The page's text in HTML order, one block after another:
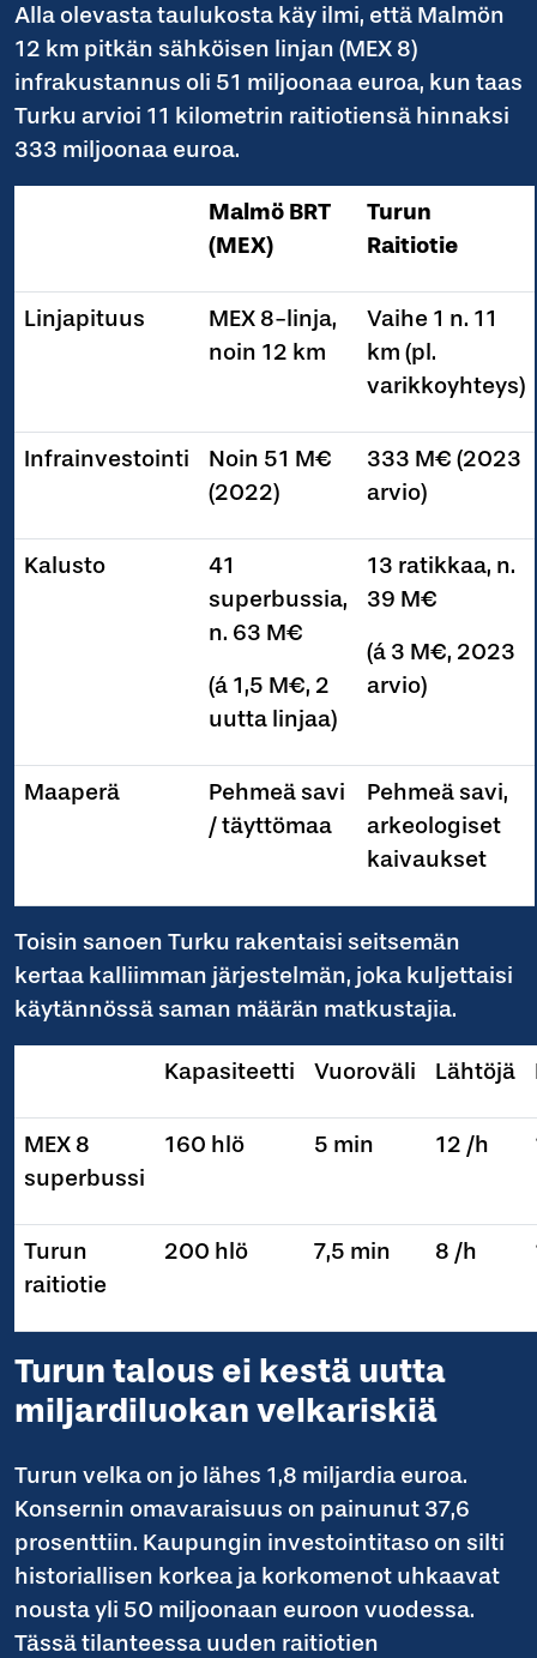
Alla olevasta taulukosta käy ilmi, että Malmön
12 km pitkän sähköisen linjan (MEX 8)
infrakustannus oli 51 miljoonaa euroa, kun taas
Turku arvioi 11 kilometrin raitiotiensä hinnaksi
333 miljoonaa euroa.
Malmö BRT
(MEX)
Turun
Raitiotie
Linjapituus
MEX 8-linja,
noin 12 km
Vaihe 1 n. 11
km (pl.
varikkoyhteys)
Infrainvestointi
Noin 51 M€
(2022)
333 M€ (2023
arvio)
Kalusto
41
superbussia,
n. 63 M€
(á 1,5 M€, 2
uutta linjaa)
13 ratikkaa, n.
39 M€
(á 3 M€, 2023
arvio)
Maaperä
Pehmeä savi
/ täyttömaa
Pehmeä savi,
arkeologiset
kaivaukset
Toisin sanoen Turku rakentaisi seitsemän
kertaa kalliimman järjestelmän, joka kuljettaisi
käytännössä saman määrän matkustajia.
Kapasiteetti Vuoroväli Lähtöjä
MEX 8
superbussi
160 hlö 5 min 12 /h
Turun
raitiotie
200 hlö 7,5 min 8 /h
Turun talous ei kestä uutta
miljardiluokan velkariskiä
Turun velka on jo lähes 1,8 miljardia euroa.
Konsernin omavaraisuus on painunut 37,6
prosenttiin. Kaupungin investointitaso on silti
historiallisen korkea ja korkomenot uhkaavat
nousta yli 50 miljoonaan euroon vuodessa.
Tässä tilanteessa uuden raitiotien